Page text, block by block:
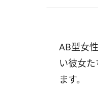
AB型女
い彼女
ます。